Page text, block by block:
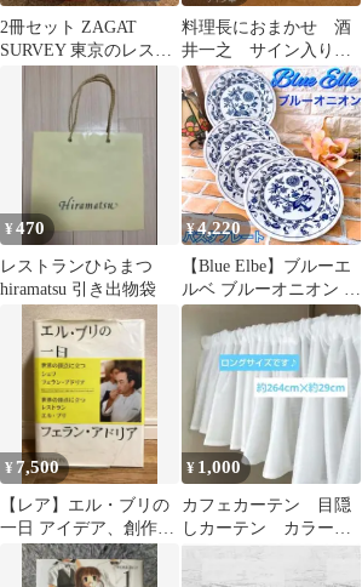
2冊セット ZAGAT
SURVEY 東京のレスト
ラン 2001 2002
料理長におまかせ 酒
井一之 サイン入り
イースト文庫
¥470
レストランひらまつ
hiramatsu 引き出物袋
¥4,220
【Blue Elbe】ブルーエ
ルベ ブルーオニオン パ
スタ プレート ４枚セッ
¥ 7,500
【レア】エル・ブリの
一日 アイデア、創作メ
ソッド、創造性の秘
密 料理 レシピ
¥ 1,000
カフェカーテン 目隠
しカーテン カラーボ
ックスカーテン 間仕
切り 【756】